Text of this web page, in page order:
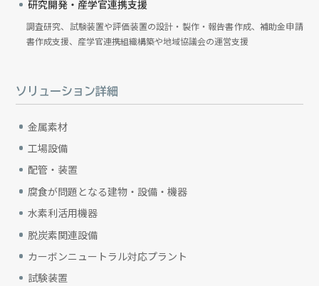
研究開発・産学官連携支援
調査研究、試験装置や評価装置の設計・製作・報告書作成、補助金申請
書作成支援、産学官連携組織構築や地域協議会の運営支援
ソリューション詳細
金属素材
工場設備
配管・装置
腐食が問題となる建物・設備・機器
水素利活用機器
脱炭素関連設備
カーボンニュートラル対応プラント
試験装置